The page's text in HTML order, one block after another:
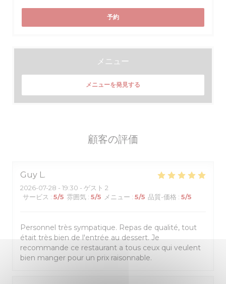
顧客の評価
Guy L
2026-07-28 - 19:30 - ゲスト 2
サービス : 5/5 雰囲気 : 5/5 メニュー : 5/5 品質-価格 : 5/5
Personnel très sympatique. Repas de qualité, tout
était très bien de l'entrée au dessert. Je
recommande ce restaurant a tous ceux qui veulent
bien manger pour un prix raisonnable.
予約
メニュー
メニューを発見する